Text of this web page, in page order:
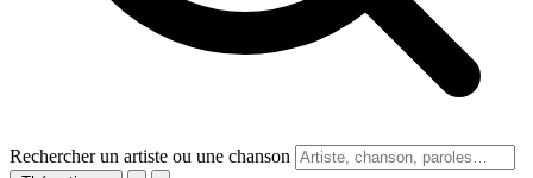
Rechercher un artiste ou une chanson